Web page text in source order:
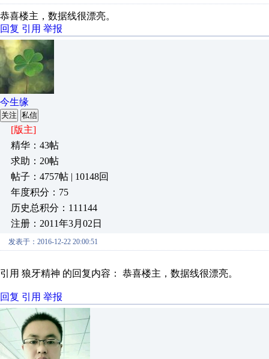
恭喜楼主，数据线很漂亮。
回复 引用 举报
今生缘
关注 私信
[版主]
精华：43帖
求助：20帖
帖子：4757帖 | 10148回
年度积分：75
历史总积分：111144
注册：2011年3月02日
发表于：2016-12-22 20:00:51
引用 狼牙精神 的回复内容： 恭喜楼主，数据线很漂亮。
回复 引用 举报